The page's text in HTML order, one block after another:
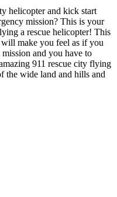
helicopter and kick start
mission? This is your
a rescue helicopter! This
make you feel as if you
and you have to
911 rescue city flying
the wide land and hills and